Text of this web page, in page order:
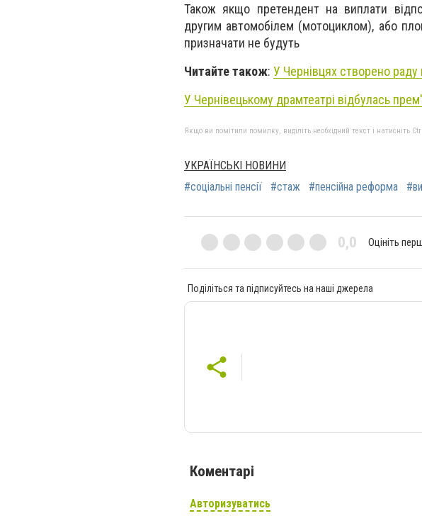
Також якщо претендент на виплати
другим автомобілем (мотоциклом), або
призначати не будуть
Читайте також: У Чернівцях створено раду
У Чернівецькому драмтеатрі відбулась
Якщо ви помітили помилку, виділіть необхідний текст і натисніть
УКРАЇНСЬКІ НОВИНИ
#соціальні пенсії
#стаж #пенсійна реформа
0,0 Оцініть
Поділіться та підписуйтесь на наші джерела
Коментарі
Авторизуватись